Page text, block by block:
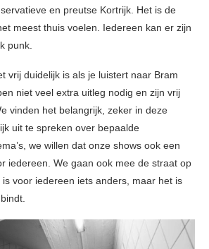
en preutse Kortrijk. Het is de
meest thuis voelen. Iedereen kan er zijn
punk.
vrij duidelijk is als je luistert naar Bram
niet veel extra uitleg nodig en zijn vrij
vinden het belangrijk, zeker in deze
uit te spreken over bepaalde
we willen dat onze shows ook een
iedereen. We gaan ook mee de straat op
voor iedereen iets anders, maar het is